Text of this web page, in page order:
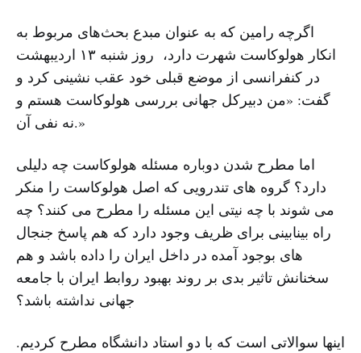
اگرچه رامین که به عنوان مبدع بحث‌های مربوط به
انکار هولوکاست شهرت دارد، روز شنبه ۱۳ اردیبهشت
در کنفرانسی از موضع قبلى خود عقب نشینى کرد و
گفت: «من دبیرکل جهانی بررسی هولوکاست هستم و
نه نفی آن.»
اما مطرح شدن دوباره مسئله هولوکاست چه دلیلى
دارد؟ گروه هاى تندرویى که اصل هولوکاست را منکر
مى شوند با چه نیتى این مسئله را مطرح مى کنند؟ چه
راه بینابینى براى ظریف وجود دارد که هم پاسخ جنجال
هاى بوجود آمده در داخل ایران را داده باشد و هم
سخنانش تاثیر بدى بر روند بهبود روابط ایران با جامعه
جهانى نداشته باشد؟
اینها سوالاتى است که با دو استاد دانشگاه مطرح کردیم.